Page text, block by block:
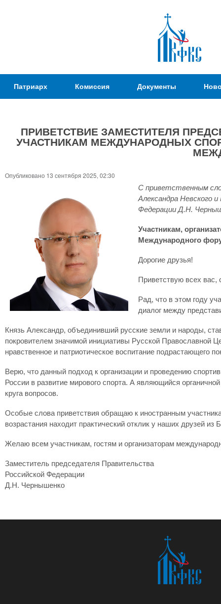
Патриаршая
Комиссия
вопросам
физической
культуры и
Патриарх Комиссия Документы
ПРИВЕТСТВИЕ ЗАМЕСТИТЕЛЯ
УЧАСТНИКАМ МЕЖДУНАРОДНЫХ
Опубликовано 13 сентября 2025, 02:30
С приветственным
Александра Невского
Федерации Д.Н.
Участникам,
Международного
Дорогие друзья!
Приветствую всех вас,
Рад, что в этом году
диалог между
Князь Александр, объединивший русские земли и народы,
покровителем значимой инициативы Русской Православной
нравственное и патриотическое воспитание подрастающего
Верю, что данный подход к организации и проведению
России в развитие мирового спорта. А являющийся
круга вопросов.
Особые слова приветствия обращаю к иностранным
возрастания находит практический отклик у наших друзей
Желаю всем участникам, гостям и организаторам
Заместитель председателя Правительства
Российской Федерации
Д.Н. Чернышенко